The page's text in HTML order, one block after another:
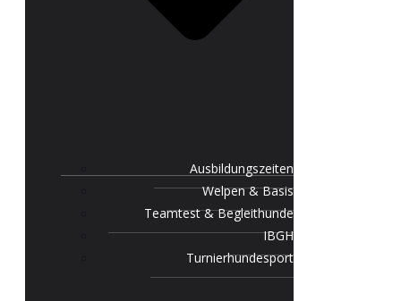
Ausbildungszeiten
Welpen & Basis
Teamtest & Begleithunde
IBGH
Turnierhundesport